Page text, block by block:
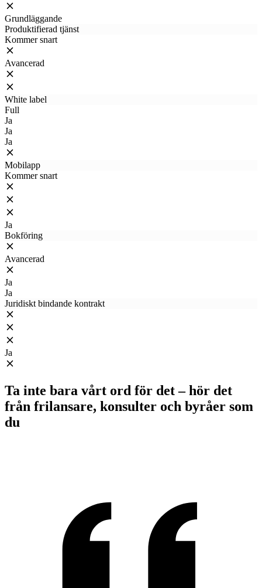
Grundläggande
Produktifierad tjänst
Kommer snart
Avancerad
White label
Full
Ja
Ja
Ja
Mobilapp
Kommer snart
Ja
Bokföring
Avancerad
Ja
Ja
Juridiskt bindande kontrakt
Ja
Ta inte bara vårt ord för det – hör det
från frilansare, konsulter och byråer som
du